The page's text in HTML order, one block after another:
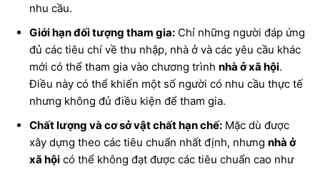
nhu cầu.
Giới hạn đối tượng tham gia: Chỉ những người đáp ứng
đủ các tiêu chí về thu nhập, nhà ở và các yêu cầu khác
mới có thể tham gia vào chương trình nhà ở xã hội.
Điều này có thể khiến một số người có nhu cầu thực tế
nhưng không đủ điều kiện để tham gia.
Chất lượng và cơ sở vật chất hạn chế: Mặc dù được
xây dựng theo các tiêu chuẩn nhất định, nhưng nhà ở
xã hội có thể không đạt được các tiêu chuẩn cao như